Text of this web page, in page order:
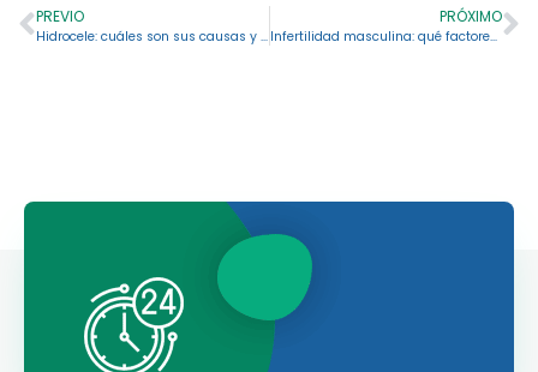
PREVIO
Hidrocele: cuáles son sus causas y cómo se trata
PRÓXIMO
Infertilidad masculina: qué factores pueden influir en que se produzca